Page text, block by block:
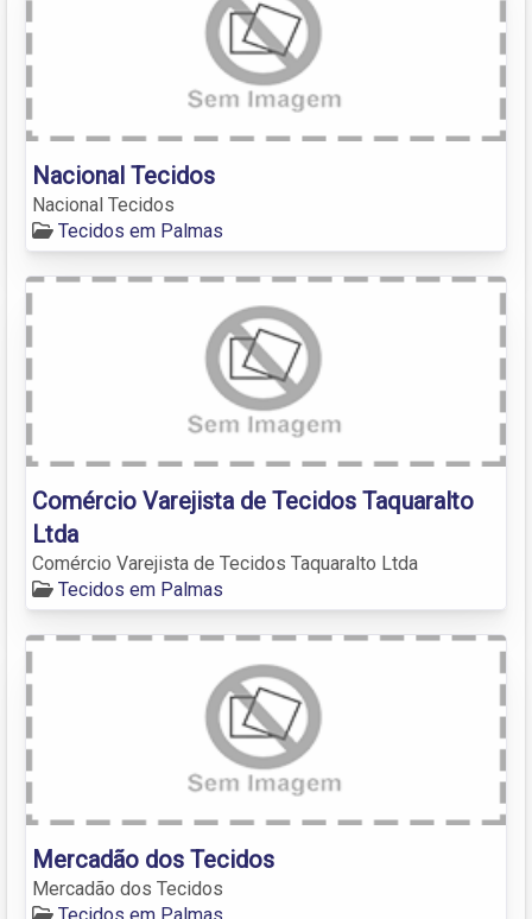
Nacional Tecidos
Nacional Tecidos
Tecidos em Palmas
Comércio Varejista de Tecidos Taquaralto
Ltda
Comércio Varejista de Tecidos Taquaralto Ltda
Tecidos em Palmas
Mercadão dos Tecidos
Mercadão dos Tecidos
Tecidos em Palmas